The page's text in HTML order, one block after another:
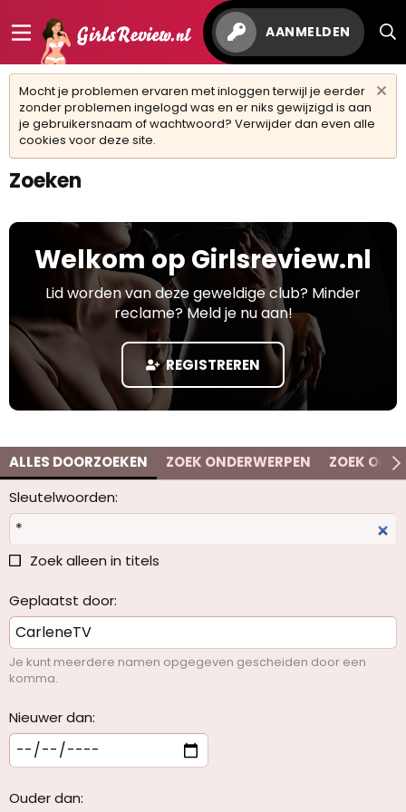
AANMELDEN
Mocht je problemen ervaren met inloggen terwijl je eerder
zonder problemen ingelogd was en er niks gewijzigd is aan
je gebruikersnaam of wachtwoord? Verwijder dan even alle
cookies voor deze site.
Zoeken
Welkom op Girlsreview.nl
Lid worden van deze geweldige club? Minder
reclame? Meld je nu aan!
REGISTREREN
ALLES DOORZOEKEN ZOEK ONDERWERPEN
ZOEK OP
Sleutelwoorden
Zoek alleen in titels
Geplaatst door
Je kunt meerdere namen opgegeven gescheiden door een
komma.
Nieuwer dan
Ouder dan